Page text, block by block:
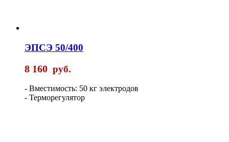
ЭПСЭ 50/400
8 160 руб.
- Вместимость: 50 кг электродов
- Терморегулятор